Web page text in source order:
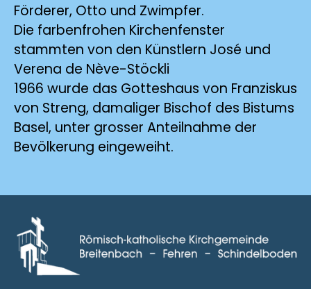
Förderer, Otto und Zwimpfer.
Die farbenfrohen Kirchenfenster
stammten von den Künstlern José und
Verena de Nève-Stöckli
1966 wurde das Gotteshaus von Franziskus
von Streng, damaliger Bischof des Bistums
Basel, unter grosser Anteilnahme der
Bevölkerung eingeweiht.